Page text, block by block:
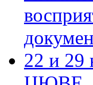
22 и 29